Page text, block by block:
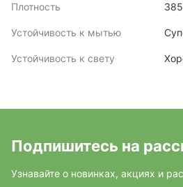
Плотность 385
Устойчивость к мытью
Устойчивость к свету
Подпишитесь на
Узнавайте о новинках, акциях и